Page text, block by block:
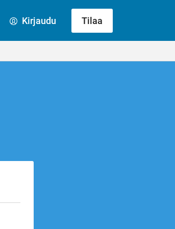
Kirjaudu Tilaa